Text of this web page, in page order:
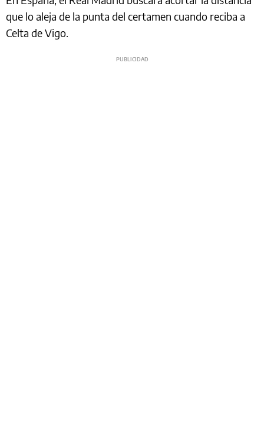
que lo aleja de la punta del certamen cuando reciba a
Celta de Vigo.